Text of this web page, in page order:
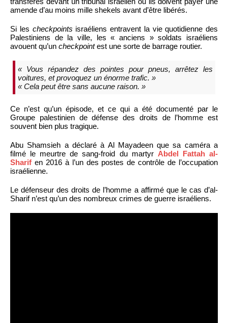
amende d’au moins mille shekels avant d’être libérés.
Si les checkpoints israéliens entravent la vie quotidienne des
Palestiniens de la ville, les « anciens » soldats israéliens
avouent qu’un checkpointest une sorte de barrage routier.
« Vous répandez des pointes pour pneus, arrêtez les
voitures, et provoquez un énorme trafic. »
« Cela peut être sans aucune raison. »
Ce n’est qu’un épisode, et ce qui a été documenté par le
Groupe palestinien de défense des droits de l’homme est
souvent bien plus tragique.
Abu Shamsieh a déclaré à Al Mayadeen que sa caméra a
filmé le meurtre de sang-froid du martyr Abdel Fattah al-
Sharif en 2016 à l’un des postes de contrôle de l’occupation
israélienne.
Le défenseur des droits de l’homme a affirmé que le cas d’al-
Sharif n’est qu’un des nombreux crimes de guerre israéliens.